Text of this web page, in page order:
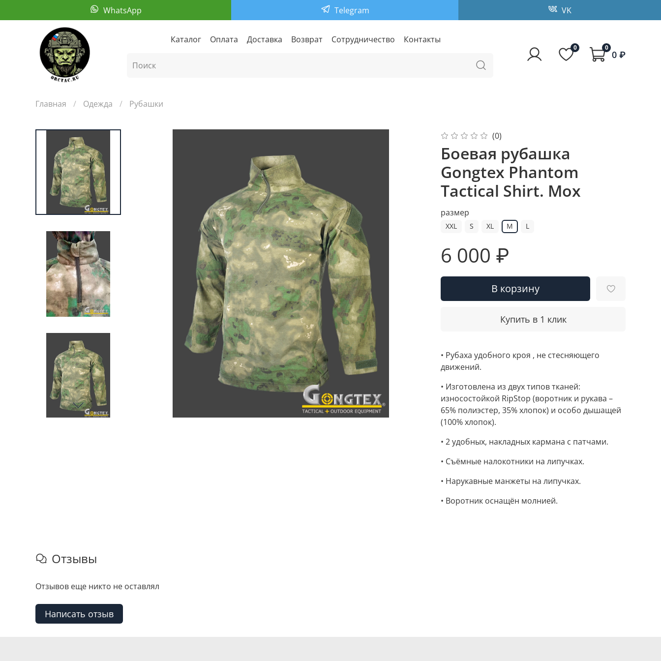
WhatsApp Telegram VK
Каталог Оплата Доставка Возврат Сотрудничество Контакты
0 0
0 ₽
Главная Одежда Рубашки
(0)
Боевая рубашка
Gongtex Phantom
Tactical Shirt. Мох
размер
XXL S XL M L
6 000 ₽
В корзину
Купить в 1 клик
• Рубаха удобного кроя , не стесняющего
движений.
• Изготовлена из двух типов тканей:
износостойкой RipStop (воротник и рукава –
65% полиэстер, 35% хлопок) и особо дышащей
(100% хлопок).
• 2 удобных, накладных кармана с патчами.
• Съёмные налокотники на липучках.
• Нарукавные манжеты на липучках.
• Воротник оснащён молнией.
Отзывы
Отзывов еще никто не оставлял
Написать отзыв